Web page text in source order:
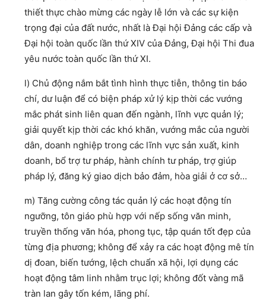
thiết thực chào mừng các ngày lễ lớn và các sự kiện
trọng đại của đất nước, nhất là Đại hội Đảng các cấp và
Đại hội toàn quốc lần thứ XIV của Đảng, Đại hội Thi đua
yêu nước toàn quốc lần thứ XI.
l) Chủ động nắm bắt tình hình thực tiễn, thông tin báo
chí, dư luận để có biện pháp xử lý kịp thời các vướng
mắc phát sinh liên quan đến ngành, lĩnh vực quản lý;
giải quyết kịp thời các khó khăn, vướng mắc của người
dân, doanh nghiệp trong các lĩnh vực sản xuất, kinh
doanh, bổ trợ tư pháp, hành chính tư pháp, trợ giúp
pháp lý, đăng ký giao dịch bảo đảm, hòa giải ở cơ sở…
m) Tăng cường công tác quản lý các hoạt động tín
ngưỡng, tôn giáo phù hợp với nếp sống văn minh,
truyền thống văn hóa, phong tục, tập quán tốt đẹp của
từng địa phương; không để xảy ra các hoạt động mê tín
dị đoan, biến tướng, lệch chuẩn xã hội, lợi dụng các
hoạt động tâm linh nhằm trục lợi; không đốt vàng mã
tràn lan gây tốn kém, lãng phí.